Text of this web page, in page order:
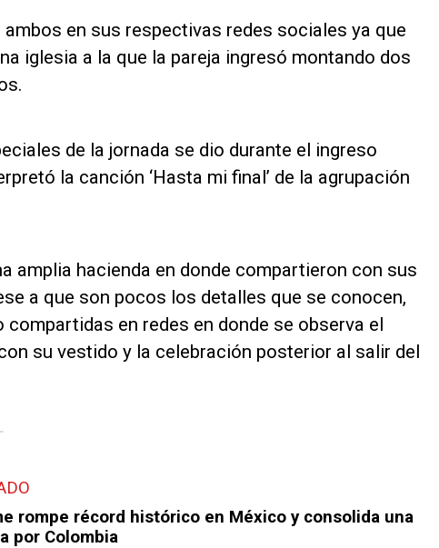
en sus respectivas redes sociales ya que
iglesia a la que la pareja ingresó montando dos
de la jornada se dio durante el ingreso
la canción ‘Hasta mi final’ de la agrupación
amplia hacienda en donde compartieron con sus
a que son pocos los detalles que se conocen,
en redes en donde se observa el
su vestido y la celebración posterior al salir del
rompe récord histórico en México y consolida una
por Colombia